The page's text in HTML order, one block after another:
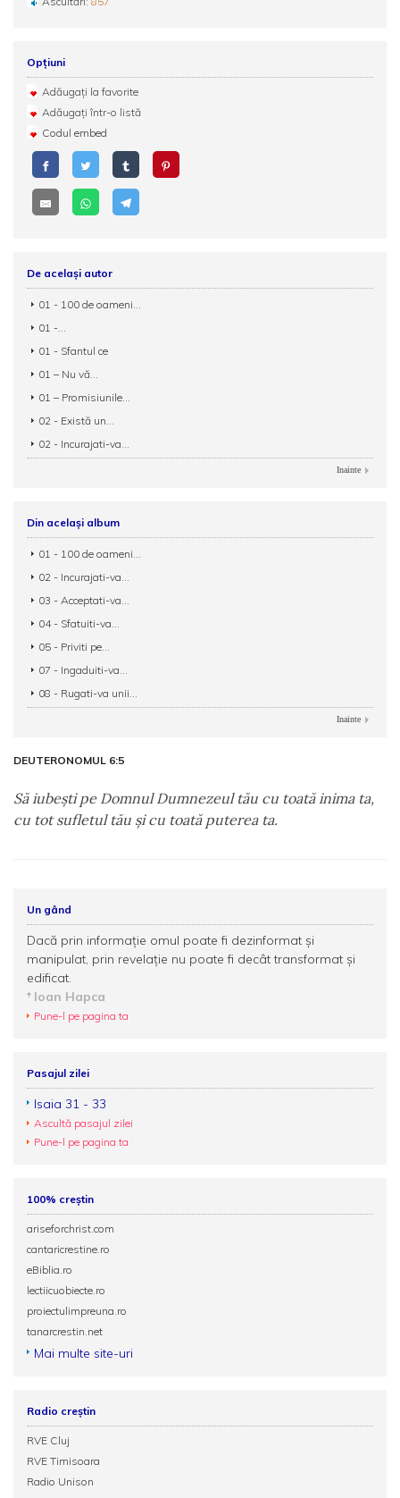
Opțiuni
Adăugați la favorite
Adăugați într-o listă
Codul embed
De același autor
01 - 100 de oameni...
01 -...
01 - Sfantul ce
01 – Nu vă...
01 – Promisiunile...
02 - Există un...
02 - Incurajati-va...
Inainte
Din același album
01 - 100 de oameni...
02 - Incurajati-va...
03 - Acceptati-va...
04 - Sfatuiti-va...
05 - Priviti pe...
07 - Ingaduiti-va...
08 - Rugati-va unii...
Inainte
DEUTERONOMUL 6:5
Să iubeşti pe Domnul Dumnezeul tău cu toată inima ta,
cu tot sufletul tău şi cu toată puterea ta.
Un gând
Dacă prin informație omul poate fi dezinformat și
manipulat, prin revelație nu poate fi decât transformat și
edificat.
Ioan Hapca
Pune-l pe pagina ta
Pasajul zilei
Isaia 31 - 33
Ascultă pasajul zilei
Pune-l pe pagina ta
100% creștin
ariseforchrist.com
cantaricrestine.ro
eBiblia.ro
lectiicuobiecte.ro
proiectulimpreuna.ro
tanarcrestin.net
Mai multe site-uri
Radio creștin
RVE Cluj
RVE Timisoara
Radio Unison